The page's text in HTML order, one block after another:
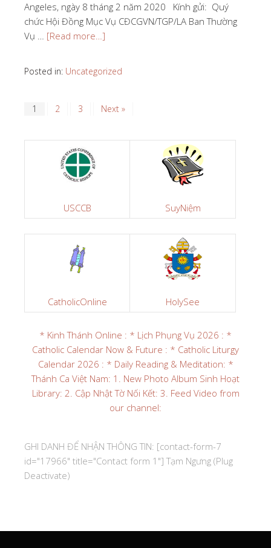
Angeles, ngày 8 tháng 2 năm 2020 Kính gửi: Quý
chức Hội Đồng Mục Vụ CĐCGVN/TGP/LA Ban Thường
Vụ … [Read more…]
Posted in: Uncategorized
1 2 3 Next »
USCCB SuyNiệm
CatholicOnline HolySee
* Kinh Thánh Online : * Lịch Phụng Vụ 2026 : *
Catholic Calendar Now & Future : * Catholic Liturgy
Calendar 2026 : * Daily Reading & Meditation: *
Thánh Ca Việt Nam: 1. New Photo Album Sinh Hoạt
Library: 2. Cập Nhật Tờ Nối Kết: 3. Feed Video from
our channel:
GHI DANH ĐỂ NHẬN THÔNG TIN: [contact-form-7
id="17966" title="Contact form 1"] Tạm Ngưng (Plug
Deactivate)